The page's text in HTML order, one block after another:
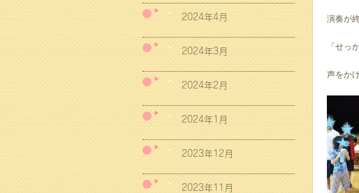
演奏が
「せっ
声をか
2024年4月
2024年3月
2024年2月
2024年1月
2023年12月
2023年11月